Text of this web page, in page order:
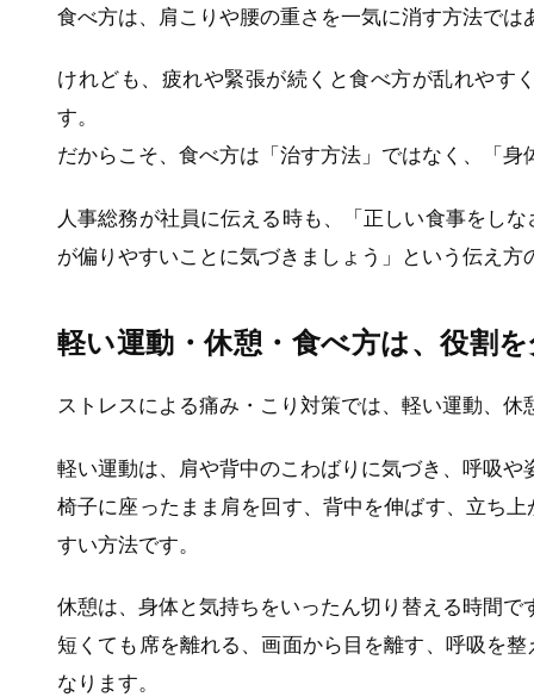
食べ方は、肩こりや腰の重さを一気に消す方法では
けれども、疲れや緊張が続くと食べ方が乱れやす
す。
だからこそ、食べ方は「治す方法」ではなく、「
人事総務が社員に伝える時も、「正しい食事をし
が偏りやすいことに気づきましょう」という伝え
軽い運動・休憩・食べ方は、役割
ストレスによる痛み・こり対策では、軽い運動、
軽い運動は、肩や背中のこわばりに気づき、呼吸
椅子に座ったまま肩を回す、背中を伸ばす、立ち
すい方法です。
休憩は、身体と気持ちをいったん切り替える時間で
短くても席を離れる、画面から目を離す、呼吸を
なります。